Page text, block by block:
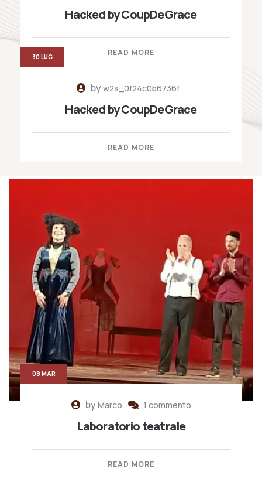
Hacked by CoupDeGrace
READ MORE
byw2s_0f24c0b6736f
Hacked by CoupDeGrace
READ MORE
30 LUG
byMarco 1 commento
Laboratorio teatrale
READ MORE
08 MAR